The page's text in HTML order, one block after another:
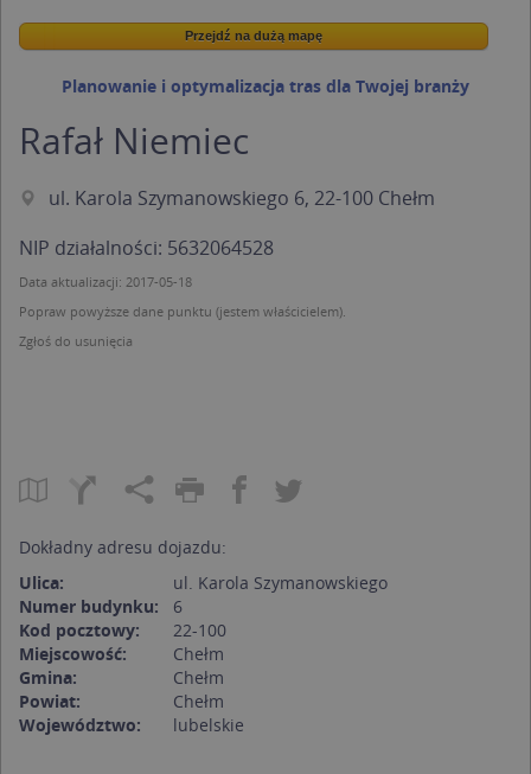
Wstaw tę mapkę na swoją stronę
Przejdź na dużą mapę
Przejdź na dużą mapę
Planowanie i optymalizacja tras dla Twojej branży
Rafał Niemiec
ul. Karola Szymanowskiego 6, 22-100 Chełm
NIP działalności: 5632064528
Data aktualizacji: 2017-05-18
Popraw powyższe dane punktu (jestem właścicielem).
Zgłoś do usunięcia
Dokładny adresu dojazdu:
Ulica:
ul. Karola Szymanowskiego
Numer budynku:
6
Kod pocztowy:
22-100
Miejscowość:
Chełm
Gmina:
Chełm
Powiat:
Chełm
Województwo:
lubelskie